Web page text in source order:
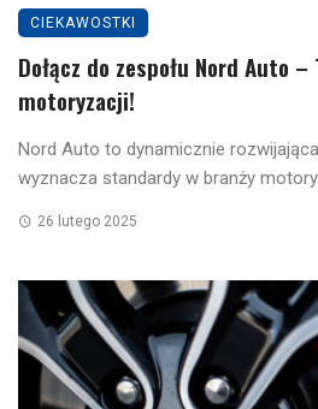
CIEKAWOSTKI
Dołącz do zespołu Nord Auto
motoryzacji!
Nord Auto to dynamicznie
wyznacza standardy w branży
26 lutego 2025